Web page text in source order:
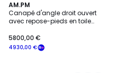
AM.PM
Canapé d'angle droit ouvert
avec repose-pieds en toile
4930,00 €
5800,00 €
7
Couleurs